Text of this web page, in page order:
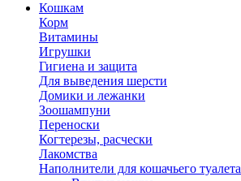
Кошкам
Корм
Витамины
Игрушки
Гигиена и защита
Для выведения шерсти
Домики и лежанки
Зоошампуни
Переноски
Когтерезы, расчески
Лакомства
Наполнители для кошачьего туалета